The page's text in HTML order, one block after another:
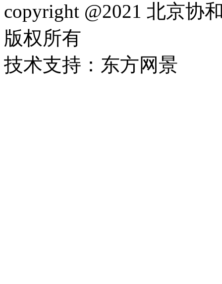
copyright @2021 北京协
版权所有
技术支持：东方网景